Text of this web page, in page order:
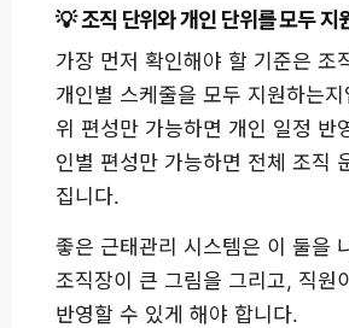
조직 단위와 개인 단위를 모두 지
가장 먼저 확인해야 할 기준은 조
개인별 스케줄을 모두 지원하는
위 편성만 가능하면 개인 일정 반
인별 편성만 가능하면 전체 조직
집니다.
좋은 근태관리 시스템은 이 둘을
조직장이 큰 그림을 그리고, 직원
반영할 수 있게 해야 합니다.